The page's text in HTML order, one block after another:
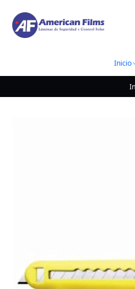
Inicio